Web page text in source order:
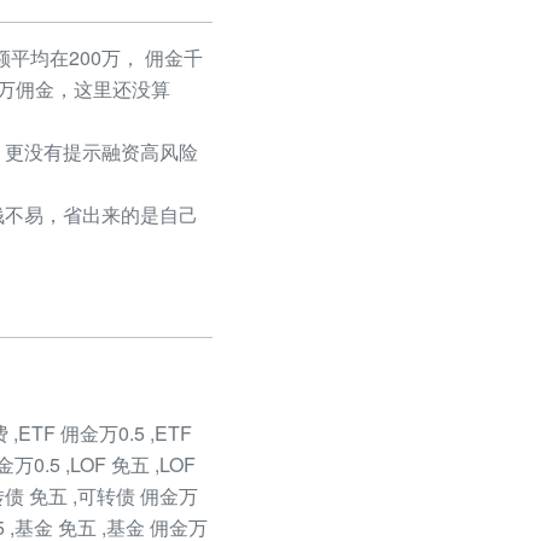
均在200万， 佣金千
佣金，这里还没算
没有提示融资高风险
易，省出来的是自己
,ETF 佣金万0.5 ,ETF
万0.5 ,LOF 免五 ,LOF
免五 ,可转债 佣金万
,基金 免五 ,基金 佣金万